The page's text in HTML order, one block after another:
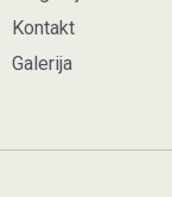
Kontakt
Galerija